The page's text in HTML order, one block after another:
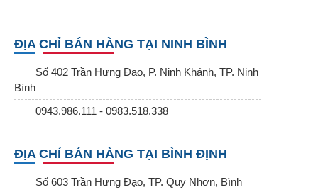
ĐỊA CHỈ BÁN HÀNG TẠI NINH BÌNH
Số 402 Trần Hưng Đạo, P. Ninh Khánh, TP. Ninh
Bình
0943.986.111 - 0983.518.338
ĐỊA CHỈ BÁN HÀNG TẠI BÌNH ĐỊNH
Số 603 Trần Hưng Đạo, TP. Quy Nhơn, Bình